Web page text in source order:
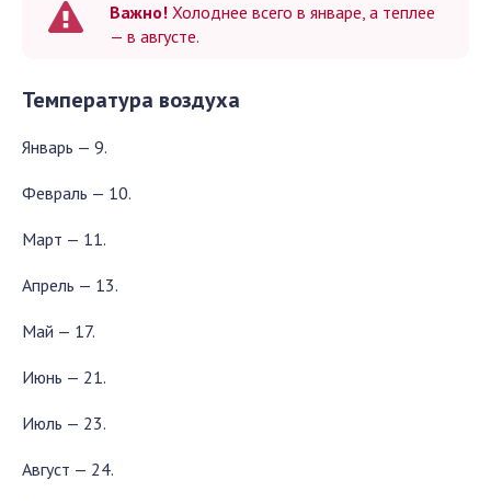
Важно! Холоднее всего в январе, а теплее
— в августе.
Температура воздуха
Январь — 9.
Февраль — 10.
Март — 11.
Апрель — 13.
Май — 17.
Июнь — 21.
Июль — 23.
Август — 24.